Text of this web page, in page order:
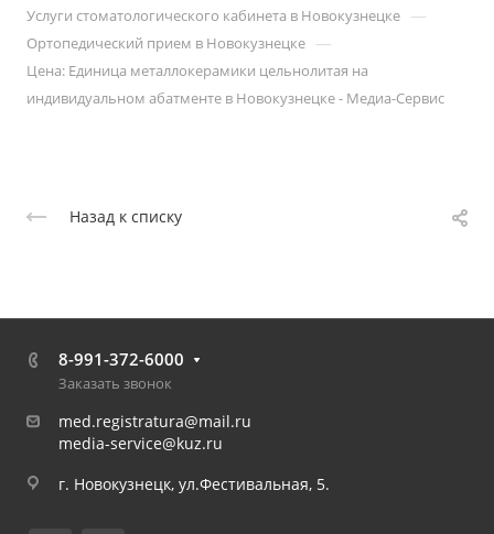
Услуги стоматологического кабинета в Новокузнецке —
Ортопедический прием в Новокузнецке —
Цена: Единица металлокерамики цельнолитая на
индивидуальном абатменте в Новокузнецке - Медиа-Сервис
Назад к списку
8-991-372-6000
Заказать звонок
med.registratura@mail.ru
media-service@kuz.ru
г. Новокузнецк, ул.Фестивальная, 5.